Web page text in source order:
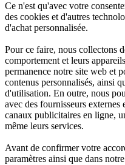
Ce n'est qu'avec votre
des cookies et d'autres
d'achat personnalisée.
Pour ce faire, nous collectons
comportement et leurs
permanence notre site web et
contenus personnalisés, ainsi
d'utilisation. En outre, nous
avec des fournisseurs
canaux publicitaires en ligne,
même leurs services.
Avant de confirmer votre
paramètres ainsi que dans notre